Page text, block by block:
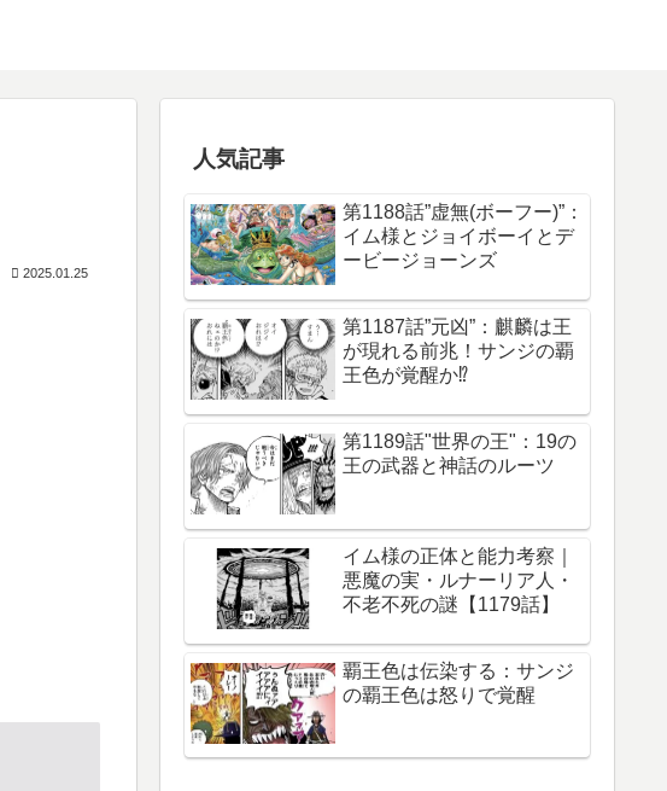
2025.01.25
人気記事
第1188話”虚無(ボーフー)”：
イム様とジョイボーイとデ
ービージョーンズ
第1187話”元凶”：麒麟は王
が現れる前兆！サンジの覇
王色が覚醒か⁉︎
第1189話"世界の王"：19の
王の武器と神話のルーツ
イム様の正体と能力考察｜
悪魔の実・ルナーリア人・
不老不死の謎【1179話】
覇王色は伝染する：サンジ
の覇王色は怒りで覚醒